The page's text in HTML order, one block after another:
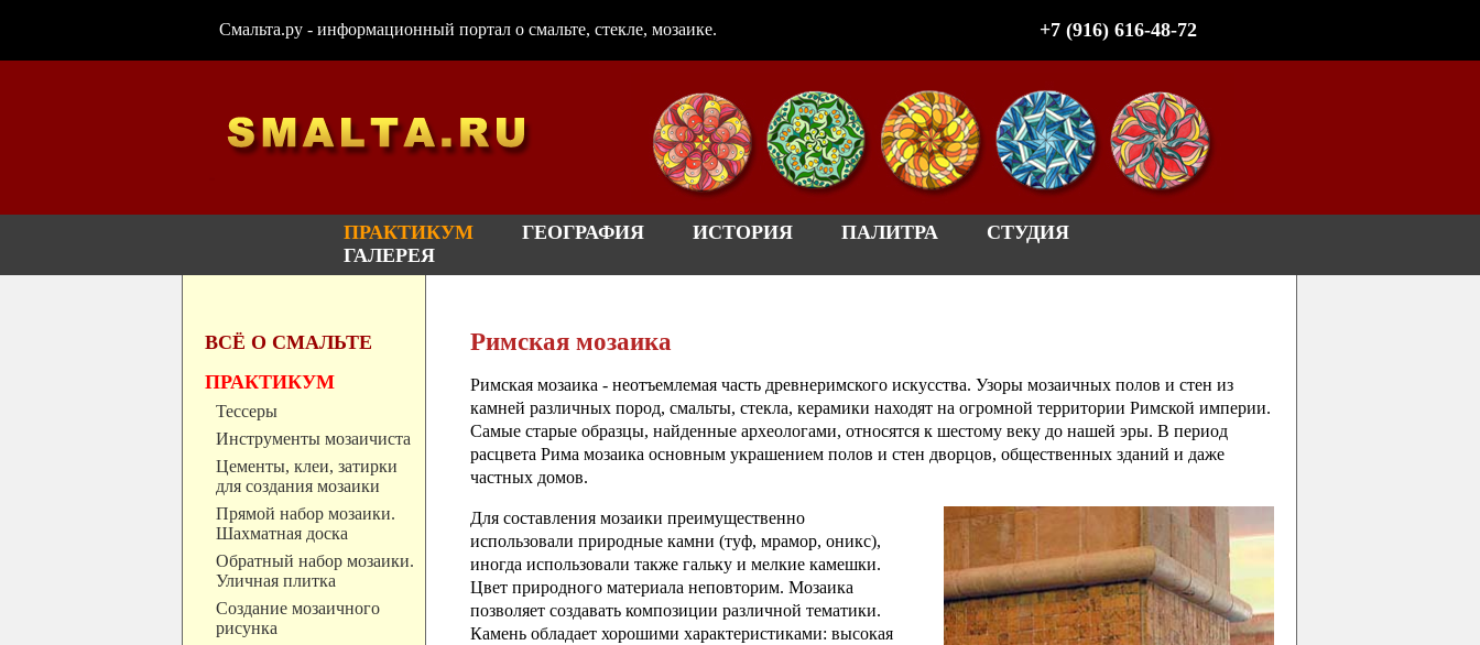
Смальта.ру - информационный портал о смальте, стекле, мозаике. +7 (916) 616-48-72
ПРАКТИКУМ ГЕОГРАФИЯ ИСТОРИЯ ПАЛИТРА
СТУДИЯ
ГАЛЕРЕЯ
ВСЁ О СМАЛЬТЕ
ПРАКТИКУМ
Тессеры
Инструменты мозаичиста
Цементы, клеи, затирки
для создания мозаики
Прямой набор мозаики.
Шахматная доска
Обратный набор мозаики.
Уличная плитка
Создание мозаичного
рисунка
Римская мозаика
Римская мозаика - неотъемлемая часть древнеримского искусства. Узоры мозаичных полов и стен из
камней различных пород, смальты, стекла, керамики находят на огромной территории Римской империи.
Самые старые образцы, найденные археологами, относятся к шестому веку до нашей эры. В период
расцвета Рима мозаика основным украшением полов и стен дворцов, общественных зданий и даже
частных домов.
Для составления мозаики преимущественно
использовали природные камни (туф, мрамор, оникс),
иногда использовали также гальку и мелкие камешки.
Цвет природного материала неповторим. Мозаика
позволяет создавать композиции различной тематики.
Камень обладает хорошими характеристиками: высокая